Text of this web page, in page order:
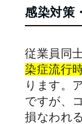
感染対策
従業員同
染症流行
ります。
ですが、
損なわれ